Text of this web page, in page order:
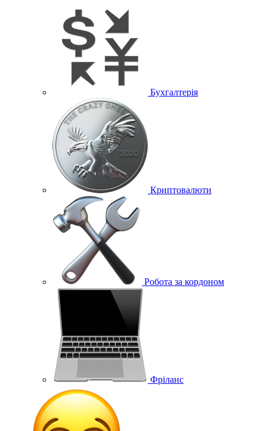
Бухгалтерія
Криптовалюти
Робота за кордоном
Фріланс